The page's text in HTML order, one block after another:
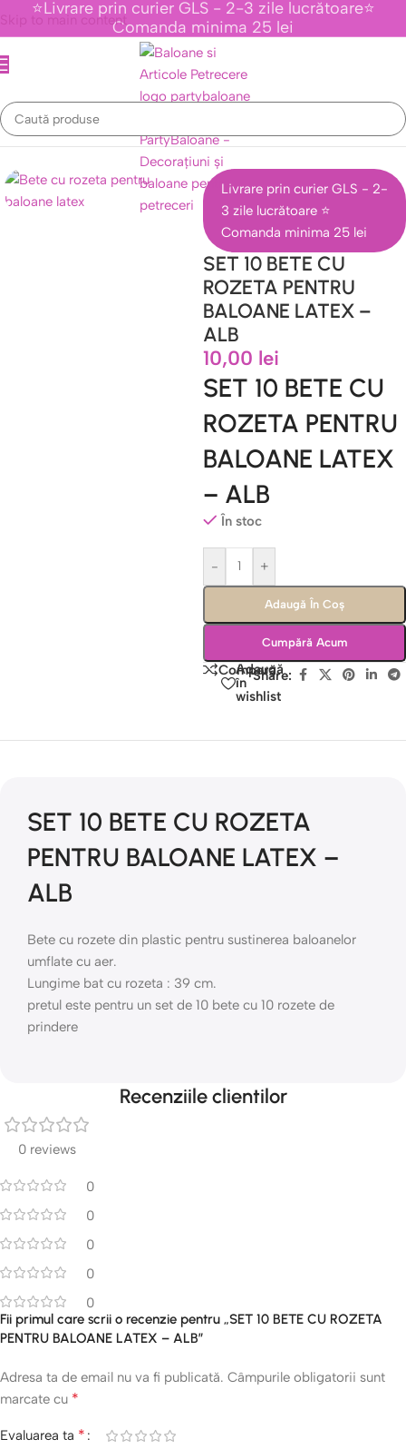
Skip to main content
⭐Livrare prin curier GLS - 2-3 zile lucrătoare⭐
Comanda minima 25 lei
Prima pagină/Accesorii Baloane/Suporti Si Bete Pentru Baloane
Livrare prin curier GLS - 2-
3 zile lucrătoare ⭐
Comanda minima 25 lei
SET 10 BETE CU
ROZETA PENTRU
BALOANE LATEX –
ALB
10,00 lei
SET 10 BETE CU
ROZETA PENTRU
BALOANE LATEX
– ALB
În stoc
- +
Adaugă În Coș
Cumpără Acum
Compară
Adaugă
în
wishlist
Share:
SET 10 BETE CU ROZETA
PENTRU BALOANE LATEX –
ALB
Bete cu rozete din plastic pentru sustinerea baloanelor
umflate cu aer.
Lungime bat cu rozeta : 39 cm.
pretul este pentru un set de 10 bete cu 10 rozete de
prindere
Recenziile clientilor
0 reviews
0
0
0
0
0
Fii primul care scrii o recenzie pentru „SET 10 BETE CU ROZETA
PENTRU BALOANE LATEX – ALB”
Adresa ta de email nu va fi publicată. Câmpurile obligatorii sunt
marcate cu *
Evaluarea ta *